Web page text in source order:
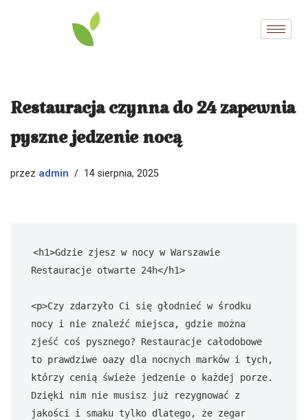
Restauracja czynna do 24 zapewnia
pyszne jedzenie nocą
przez admin 14 sierpnia, 2025
<h1>Gdzie zjesz w nocy w Warszawie
Restauracje otwarte 24h</h1>
<p>Czy zdarzyło Ci się głodnieć w środku
nocy i nie znaleźć miejsca, gdzie można
zjeść coś pysznego? Restauracje całodobowe
to prawdziwe oazy dla nocnych marków i tych,
którzy cenią świeże jedzenie o każdej porze.
Dzięki nim nie musisz już rezygnować z
jakości i smaku tylko dlatego, że zegar